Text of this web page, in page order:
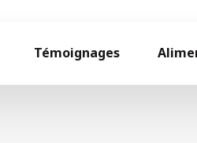
Témoignages